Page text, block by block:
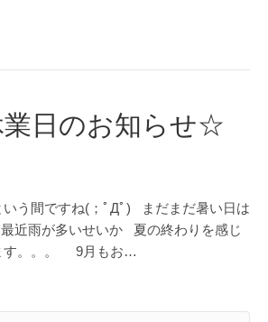
日のお知らせ☆
いう間ですね(；ﾟДﾟ) まだまだ暑い日は
近雨が多いせいか 夏の終わりを感じ
す。。。 9月もお…